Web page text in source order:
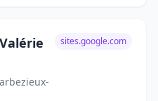
sites.google.com